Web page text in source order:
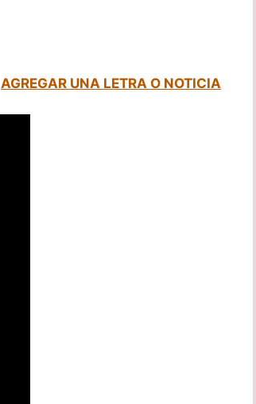
AGREGAR UNA LETRA O NOTICIA